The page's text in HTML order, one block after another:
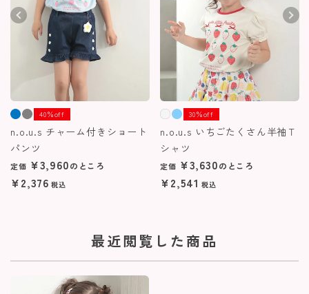
40％off
n.o.u.s チャーム付きショート
パンツ
定価 ¥3,960のところ
¥2,376 税込
30％off
n.o.u.s いちごたくさん半袖Ｔ
シャツ
定価 ¥3,630のところ
¥2,541 税込
最近閲覧した商品